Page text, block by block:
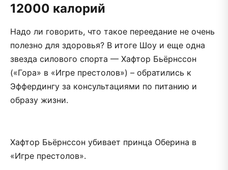
12000 калорий
Надо ли говорить, что такое переедание не очень
полезно для здоровья? В итоге Шоу и еще одна
звезда силового спорта — Хафтор Бьёрнссон
(«Гора» в «Игре престолов») – обратились к
Эффердингу за консультациями по питанию и
образу жизни.
Хафтор Бьёрнссон убивает принца Оберина в
«Игре престолов».